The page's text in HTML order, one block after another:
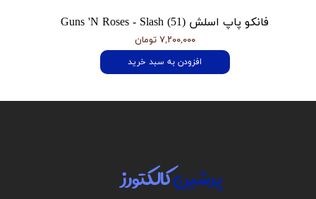
فانکو پاپ اسلش Guns 'N Roses - Slash (51)
۷,۲۰۰,۰۰۰ تومان
افزودن به سبد خرید
پرشینکالکتورز